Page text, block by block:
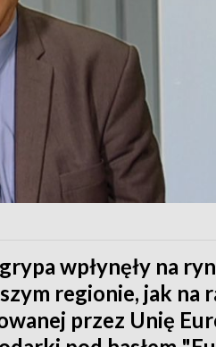
wpłynęły na
regionie, jak na
przez Unię